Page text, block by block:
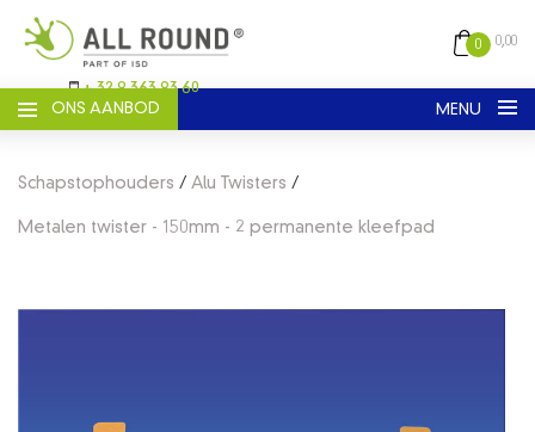
+ 32 9 363 93 60
0 0,00
ONS AANBOD MENU
Nederlands Engels
REGISTREER
Schapstophouders / Alu Twisters /
Metalen twister - 150mm - 2 permanente kleefpad